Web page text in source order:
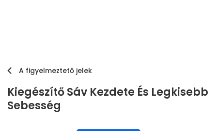
A figyelmeztető jelek
Kiegészítő Sáv Kezdete És Legkisebb
Sebesség